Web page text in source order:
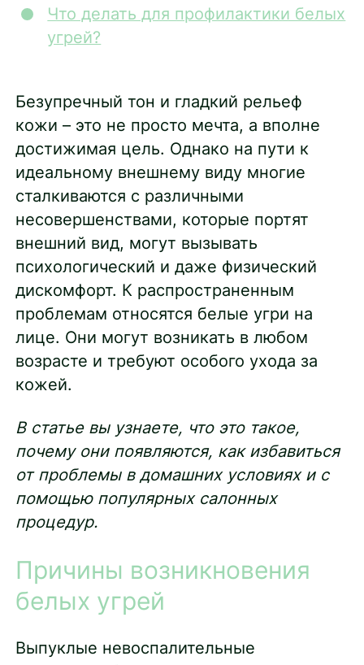
Что делать для профилактики белых
угрей?
Безупречный тон и гладкий рельеф
кожи – это не просто мечта, а вполне
достижимая цель. Однако на пути к
идеальному внешнему виду многие
сталкиваются с различными
несовершенствами, которые портят
внешний вид, могут вызывать
психологический и даже физический
дискомфорт. К распространенным
проблемам относятся белые угри на
лице. Они могут возникать в любом
возрасте и требуют особого ухода за
кожей.
В статье вы узнаете, что это такое,
почему они появляются, как избавиться
от проблемы в домашних условиях и с
помощью популярных салонных
процедур.
Причины возникновения
белых угрей
Выпуклые невоспалительные